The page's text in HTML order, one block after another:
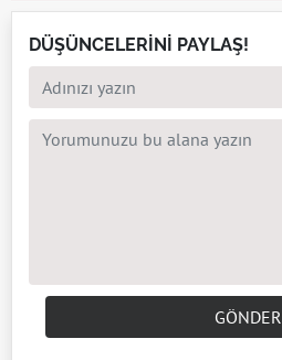
DÜŞÜNCELERİNİ PAYLAŞ!
GÖNDER